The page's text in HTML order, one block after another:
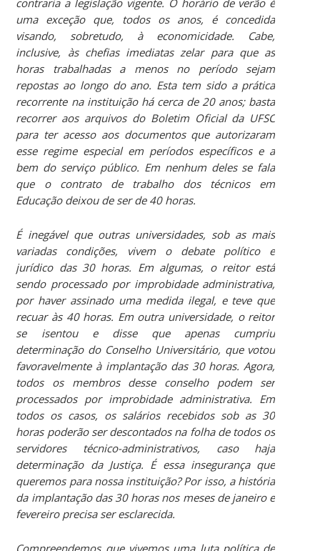
uma exceção que, todos os anos, é concedida
visando, sobretudo, à economicidade. Cabe,
inclusive, às chefias imediatas zelar para que as
horas trabalhadas a menos no período sejam
repostas ao longo do ano. Esta tem sido a prática
recorrente na instituição há cerca de 20 anos; basta
recorrer aos arquivos do Boletim Oficial da UFSC
para ter acesso aos documentos que autorizaram
esse regime especial em períodos específicos e a
bem do serviço público. Em nenhum deles se fala
que o contrato de trabalho dos técnicos em
Educação deixou de ser de 40 horas.
É inegável que outras universidades, sob as mais
variadas condições, vivem o debate político e
jurídico das 30 horas. Em algumas, o reitor está
sendo processado por improbidade administrativa,
por haver assinado uma medida ilegal, e teve que
recuar às 40 horas. Em outra universidade, o reitor
se isentou e disse que apenas cumpriu
determinação do Conselho Universitário, que votou
favoravelmente à implantação das 30 horas. Agora,
todos os membros desse conselho podem ser
processados por improbidade administrativa. Em
todos os casos, os salários recebidos sob as 30
horas poderão ser descontados na folha de todos os
servidores técnico-administrativos, caso haja
determinação da Justiça. É essa insegurança que
queremos para nossa instituição? Por isso, a história
da implantação das 30 horas nos meses de janeiro e
fevereiro precisa ser esclarecida.
Compreendemos que vivemos uma luta política de